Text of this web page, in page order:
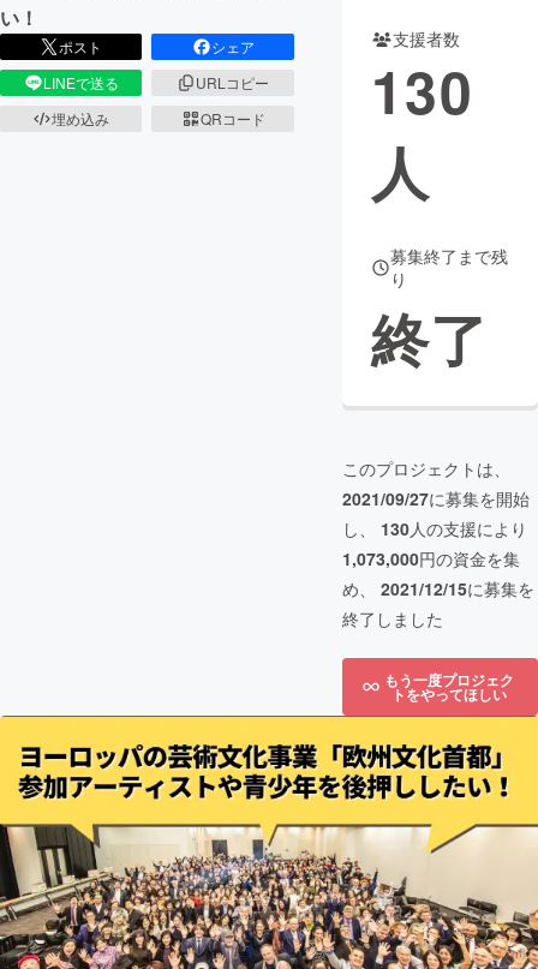
い！
ポスト
シェア
LINEで送る
URLコピー
埋め込み
QRコード
支援者数
130
人
募集終了まで残
り
終了
このプロジェクトは、
2021/09/27に募集を開始
し、 130人の支援により
1,073,000円の資金を集
め、 2021/12/15に募集を
終了しました
もう一度プロジェク
トをやってほしい